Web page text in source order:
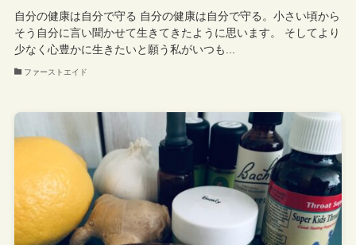
自分の健康は自分で守る 自分の健康は自分で守る。小さい頃から
そう自分に言い聞かせて生きてきたように思います。 そしてより
少なく心豊かに生きたいと願う私がいつも...
ファーストエイド